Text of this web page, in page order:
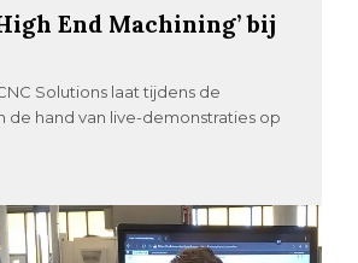
End Machining’ bij
Solutions laat tijdens de
de hand van live-demonstraties op